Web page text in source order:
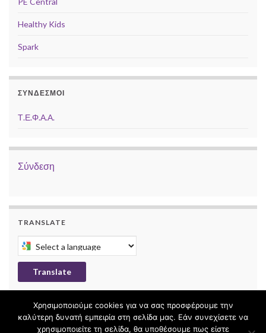
Healthy Kids
Spark
ΣΎΝΔΕΣΜΟΙ
Τ.Ε.Φ.Α.Α.
Σύνδεση
TRANSLATE
Select a language to translate this page
Translate
Χρησιμοποιούμε cookies για να σας προσφέρουμε την
καλύτερη δυνατή εμπειρία στη σελίδα μας. Εάν συνεχίσετε να
χρησιμοποιείτε τη σελίδα, θα υποθέσουμε πως είστε